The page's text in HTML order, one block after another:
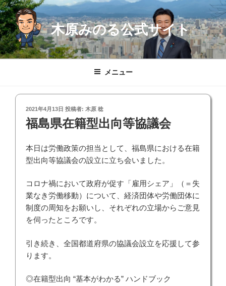
コ
ン
テ
ン
ツ
木原みのる公式サイト
メニュー
投
稿
日:
2021年4月13日 投稿者: 木原 稔
福島県在籍型出向等協議会
本日は労働政策の担当として、福島県における在籍
型出向等協議会の設立に立ち会いました。
コロナ禍において政府が促す「雇用シェア」（＝失
業なき労働移動）について、経済団体や労働団体に
制度の周知をお願いし、それぞれの立場からご意見
を伺ったところです。
引き続き、全国都道府県の協議会設立を応援して参
ります。
◎在籍型出向 “基本がわかる” ハンドブック